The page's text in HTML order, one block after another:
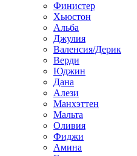
Финистер
Хьюстон
Альба
Джулия
Валенсия/Дерик
Верди
Юджин
Дана
Алези
Манхэттен
Мальта
Оливия
Фиджи
Амина